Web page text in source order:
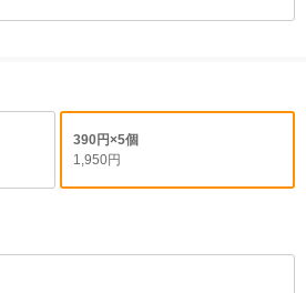
390円×5個
1,950円